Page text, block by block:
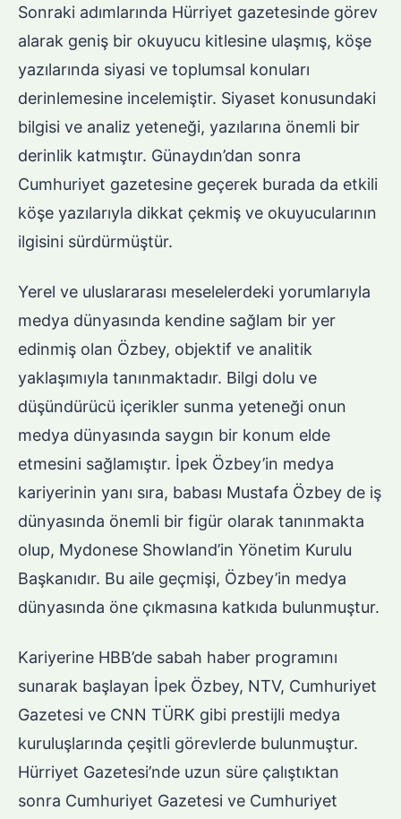
Sonraki adımlarında Hürriyet gazetesinde görev
alarak geniş bir okuyucu kitlesine ulaşmış, köşe
yazılarında siyasi ve toplumsal konuları
derinlemesine incelemiştir. Siyaset konusundaki
bilgisi ve analiz yeteneği, yazılarına önemli bir
derinlik katmıştır. Günaydın’dan sonra
Cumhuriyet gazetesine geçerek burada da etkili
köşe yazılarıyla dikkat çekmiş ve okuyucularının
ilgisini sürdürmüştür.
Yerel ve uluslararası meselelerdeki yorumlarıyla
medya dünyasında kendine sağlam bir yer
edinmiş olan Özbey, objektif ve analitik
yaklaşımıyla tanınmaktadır. Bilgi dolu ve
düşündürücü içerikler sunma yeteneği onun
medya dünyasında saygın bir konum elde
etmesini sağlamıştır. İpek Özbey’in medya
kariyerinin yanı sıra, babası Mustafa Özbey de iş
dünyasında önemli bir figür olarak tanınmakta
olup, Mydonese Showland’in Yönetim Kurulu
Başkanıdır. Bu aile geçmişi, Özbey’in medya
dünyasında öne çıkmasına katkıda bulunmuştur.
Kariyerine HBB’de sabah haber programını
sunarak başlayan İpek Özbey, NTV, Cumhuriyet
Gazetesi ve CNN TÜRK gibi prestijli medya
kuruluşlarında çeşitli görevlerde bulunmuştur.
Hürriyet Gazetesi’nde uzun süre çalıştıktan
sonra Cumhuriyet Gazetesi ve Cumhuriyet